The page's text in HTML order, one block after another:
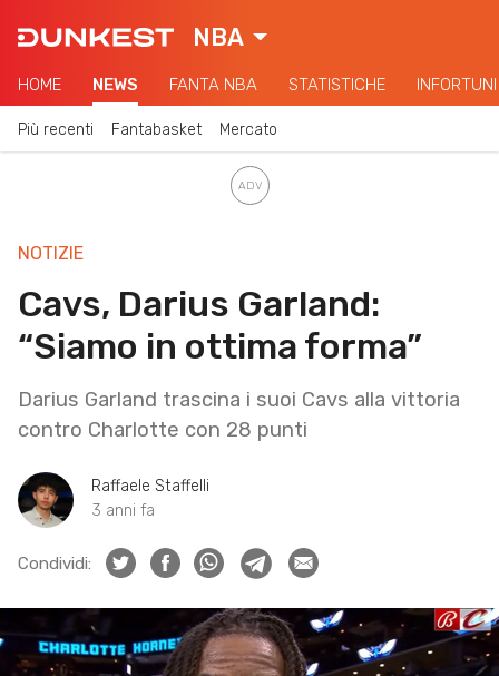
NBA
HOME NEWS FANTA NBA STATISTICHE INFORTUNI
Più recenti Fantabasket Mercato
NOTIZIE
Cavs, Darius Garland:
“Siamo in ottima forma”
Darius Garland trascina i suoi Cavs alla vittoria
contro Charlotte con 28 punti
Raffaele Staffelli
3 anni fa
Condividi: